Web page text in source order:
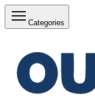
Categories